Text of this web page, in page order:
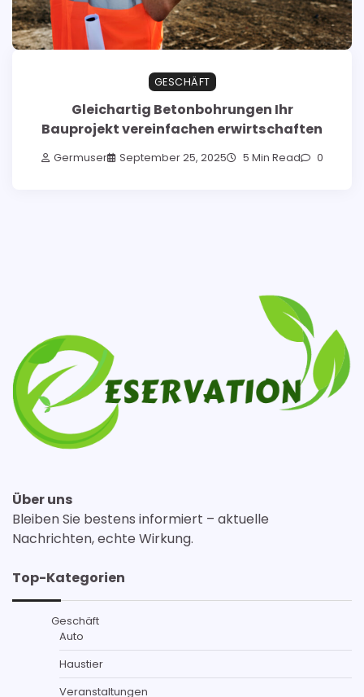
GESCHÄFT
Gleichartig Betonbohrungen Ihr
Bauprojekt vereinfachen erwirtschaften
Germuser September 25, 2025 5 Min Read 0
Über uns
Bleiben Sie bestens informiert – aktuelle
Nachrichten, echte Wirkung.
Top-Kategorien
Geschäft
Auto
Haustier
Veranstaltungen